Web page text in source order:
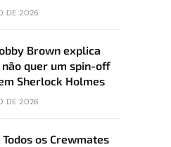
DE 2026
Brown explica
não quer um spin-off
Sherlock Holmes
DE 2026
os Crewmates